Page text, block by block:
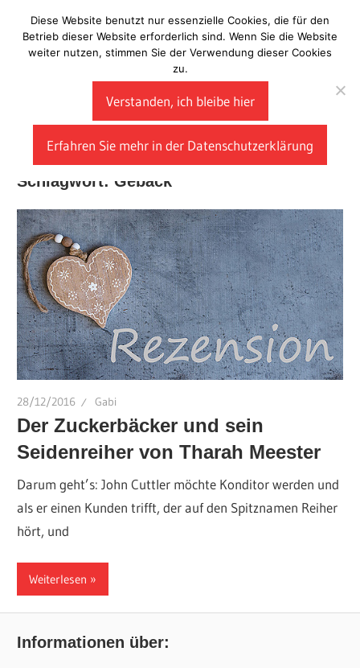
Inhalt
springen
Laberladen
Schlagwort:Gebäck
28/12/2016 Gabi
Der Zuckerbäcker und sein
Seidenreiher von Tharah Meester
Darum geht’s: John Cuttler möchte Konditor werden und
als er einen Kunden trifft, der auf den Spitznamen Reiher
hört, und
Weiterlesen
Informationen über:
Diese Website benutzt nur essenzielle Cookies, die für den
Betrieb dieser Website erforderlich sind. Wenn Sie die Website
weiter nutzen, stimmen Sie der Verwendung dieser Cookies
zu.
Verstanden, ich bleibe hier
Erfahren Sie mehr in der Datenschutzerklärung